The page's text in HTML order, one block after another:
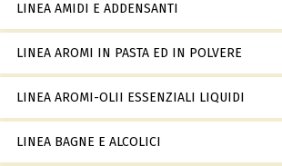
LINEA AMIDI E ADDENSANTI
LINEA AROMI IN PASTA ED IN POLVERE
LINEA AROMI-OLII ESSENZIALI LIQUIDI
LINEA BAGNE E ALCOLICI